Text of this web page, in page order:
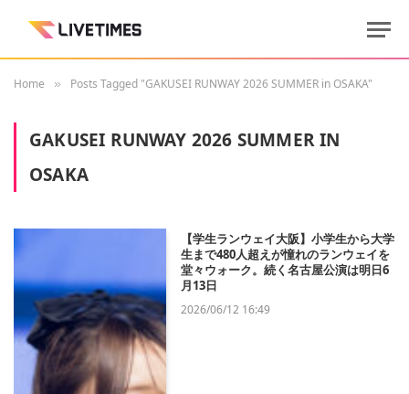
Home » Posts Tagged "GAKUSEI RUNWAY 2026 SUMMER in OSAKA"
GAKUSEI RUNWAY 2026 SUMMER IN
OSAKA
【学生ランウェイ大阪】小学生から大学
生まで480人超えが憧れのランウェイを
堂々ウォーク。続く名古屋公演は明日6
月13日
2026/06/12 16:49